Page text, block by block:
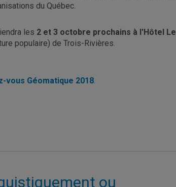
du Québec.
les 2 et 3 octobre prochains à l'Hôtel Le
populaire) de Trois-Rivières.
vous Géomatique 2018.
ou